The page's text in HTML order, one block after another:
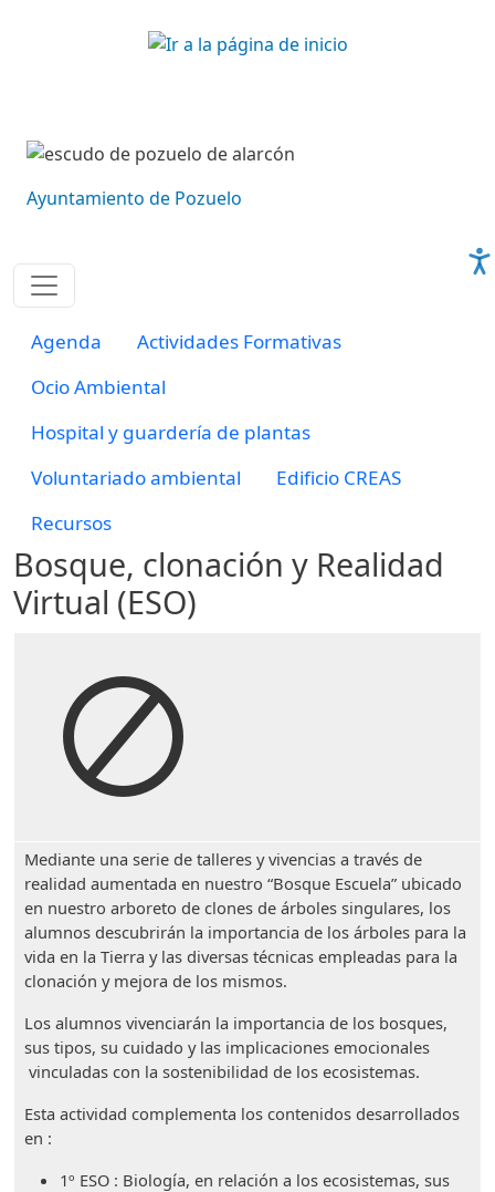
Imagen
Imagen
Ayuntamiento de Pozuelo
Navegación principal ma
Agenda
Actividades Formativas
Ocio Ambiental
Hospital y guardería de plantas
Voluntariado ambiental
Edificio CREAS
Recursos
Bosque, clonación y Realidad
Virtual (ESO)
Mediante una serie de talleres y vivencias a través de
realidad aumentada en nuestro “Bosque Escuela” ubicado
en nuestro arboreto de clones de árboles singulares, los
alumnos descubrirán la importancia de los árboles para la
vida en la Tierra y las diversas técnicas empleadas para la
clonación y mejora de los mismos.
Los alumnos vivenciarán la importancia de los bosques,
sus tipos, su cuidado y las implicaciones emocionales
vinculadas con la sostenibilidad de los ecosistemas.
Esta actividad complementa los contenidos desarrollados
en :
1º ESO : Biología, en relación a los ecosistemas, sus